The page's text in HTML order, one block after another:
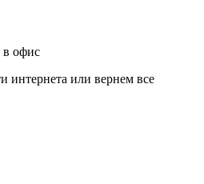
интернета или вернем все